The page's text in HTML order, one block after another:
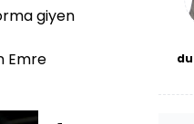
giyen
Emre